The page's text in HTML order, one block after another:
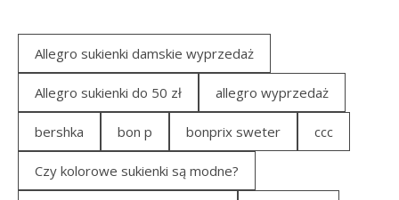
Allegro sukienki damskie wyprzedaż
Allegro sukienki do 50 zł allegro wyprzedaż
bershka bon p bonprix sweter ccc
Czy kolorowe sukienki są modne?